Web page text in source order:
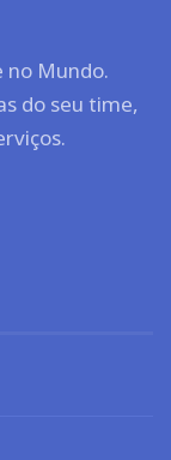
no Mundo.
do seu time,